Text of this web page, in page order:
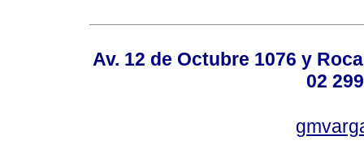
Av. 12 de Octubre 1076 y
02